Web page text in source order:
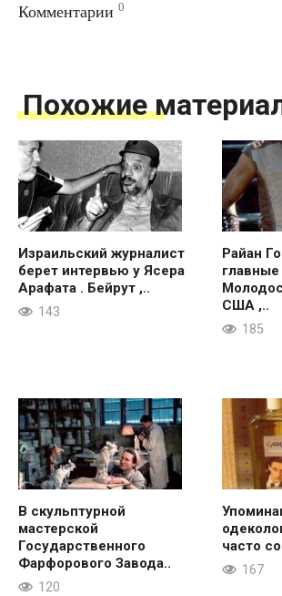
Комментарии 0
Похожие
Израильский журналист
берет интервью у Ясера
Арафата . Бейрут ,..
143
Райан
главные
США ,..
185
В скульптурной
мастерской
Государственного
Фарфорового Завода..
120
часто
167